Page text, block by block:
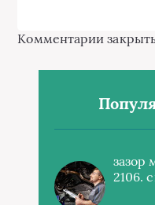
Комментарии
зазор
2106.